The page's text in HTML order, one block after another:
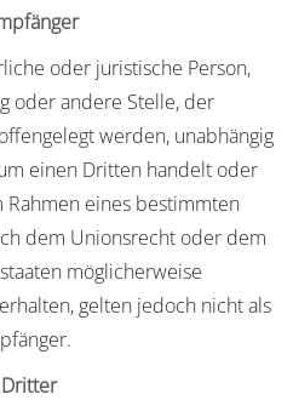
oder juristische Person,
oder andere Stelle, der
werden, unabhängig
einen Dritten handelt oder
eines bestimmten
dem Unionsrecht oder dem
möglicherweise
gelten jedoch nicht als